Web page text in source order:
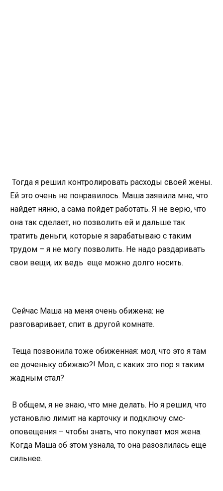
Тогда я решил контролировать расходы своей жены.
Ей это очень не понравилось. Маша заявила мне, что
найдет няню, а сама пойдет работать. Я не верю, что
она так сделает, но позволить ей и дальше так
тратить деньги, которые я зарабатываю с таким
трудом – я не могу позволить. Не надо раздаривать
свои вещи, их ведь еще можно долго носить.
Сейчас Маша на меня очень обижена: не
разговаривает, спит в другой комнате.
Теща позвонила тоже обиженная: мол, что это я там
ее доченьку обижаю?! Мол, с каких это пор я таким
жадным стал?
В общем, я не знаю, что мне делать. Но я решил, что
установлю лимит на карточку и подключу смс-
оповещения – чтобы знать, что покупает моя жена.
Когда Маша об этом узнала, то она разозлилась еще
сильнее.